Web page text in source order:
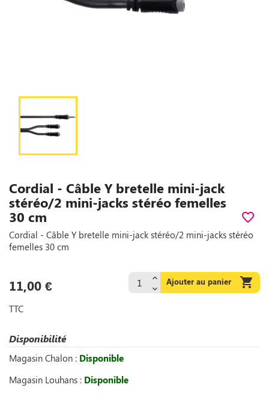
Cordial - Câble Y bretelle mini-jack
stéréo/2 mini-jacks stéréo femelles
30 cm
favorite_border
Cordial - Câble Y bretelle mini-jack stéréo/2 mini-jacks stéréo
femelles 30 cm
11,00 € Ajouter au panier 
TTC
Disponibilité
Magasin Chalon : Disponible
Magasin Louhans : Disponible